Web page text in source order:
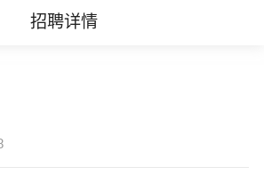
招聘详情